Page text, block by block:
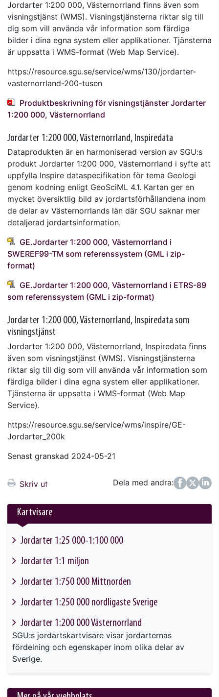
Jordarter 1:200 000, Västernorrland finns även som
visningstjänst (WMS). Visningstjänsterna riktar sig till
dig som vill använda vår information som färdiga
bilder i dina egna system eller applikationer. Tjänsterna
är uppsatta i WMS-format (Web Map Service).
https://resource.sgu.se/service/wms/130/jordarter-
vasternorrland-200-tusen
Produktbeskrivning för visningstjänster Jordarter
1:200 000, Västernorrland
Jordarter 1:200 000, Västernorrland, Inspiredata
Dataprodukten är en harmoniserad version av SGU:s
produkt Jordarter 1:200 000, Västernorrland i syfte att
uppfylla Inspire dataspecifikation för tema Geologi
genom kodning enligt GeoSciML 4.1. Kartan ger en
mycket översiktlig bild av jordartsförhållandena inom
de delar av Västernorrlands län där SGU saknar mer
detaljerad jordartsinformation.
GE.Jordarter 1:200 000, Västernorrland i
SWEREF99-TM som referenssystem (GML i zip-
format)
GE.Jordarter 1:200 000, Västernorrland i ETRS-89
som referenssystem (GML i zip-format)
Jordarter 1:200 000, Västernorrland, Inspiredata som
visningstjänst
Jordarter 1:200 000, Västernorrland, Inspiredata finns
även som visningstjänst (WMS). Visningstjänsterna
riktar sig till dig som vill använda vår information som
färdiga bilder i dina egna system eller applikationer.
Tjänsterna är uppsatta i WMS-format (Web Map
Service).
https://resource.sgu.se/service/wms/inspire/GE-
Jordarter_200k
Senast granskad 2024-05-21
Skriv ut Dela med andra:
FacebookTwitter
LinkedIn
Kartvisare
Jordarter 1:25 000-1:100 000
Jordarter 1:1 miljon
Jordarter 1:750 000 Mittnorden
Jordarter 1:250 000 nordligaste Sverige
Jordarter 1:200 000 Västernorrland
SGU:s jordartskartvisare visar jordarternas
fördelning och egenskaper inom olika delar av
Sverige.